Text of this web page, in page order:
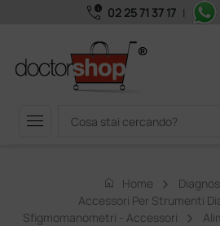
call_quality 02 25 71 37 17 |
menu
home Home
Accessori Per Strumenti
Sfigmomanometri - Accessori